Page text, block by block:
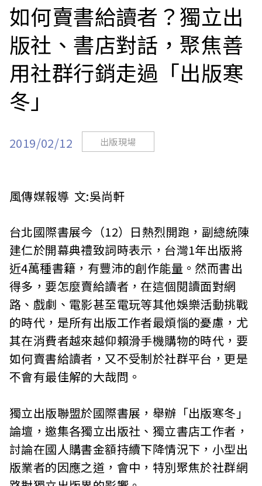
如何賣書給讀者？獨立出
版社、書店對話，聚焦善
用社群行銷走過「出版寒
冬」
2019/02/12 出版現場
風傳媒報導 文:吳尚軒
台北國際書展今（12）日熱烈開跑，副總統陳
建仁於開幕典禮致詞時表示，台灣1年出版將
近4萬種書籍，有豐沛的創作能量。然而書出
得多，要怎麼賣給讀者，在這個閱讀面對網
路、戲劇、電影甚至電玩等其他娛樂活動挑戰
的時代，是所有出版工作者最煩惱的憂慮，尤
其在消費者越來越仰賴滑手機購物的時代，要
如何賣書給讀者，又不受制於社群平台，更是
不會有最佳解的大哉問。
獨立出版聯盟於國際書展，舉辦「出版寒冬」
論壇，邀集各獨立出版社、獨立書店工作者，
討論在國人購書金額持續下降情況下，小型出
版業者的因應之道，會中，特別聚焦於社群網